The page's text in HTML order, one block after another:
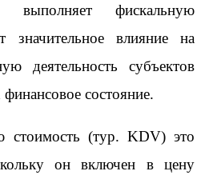
выполняет фискальную
значительное влияние на
деятельность субъектов
состояние.
стоимость (тур. KDV) это
он включен в цену